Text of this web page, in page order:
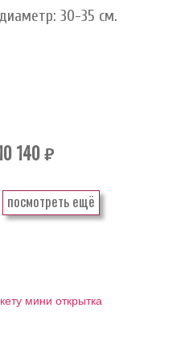
30-35 см.
140 руб.
посмотреть ещё
мини открытка